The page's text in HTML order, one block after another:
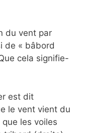
du vent par
de « bâbord
cela signifie-
est dit
le vent vient du
les voiles